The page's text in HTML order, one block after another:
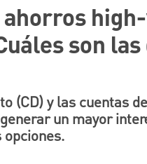
ahorros
son
(CD) y las cuentas
un mayor